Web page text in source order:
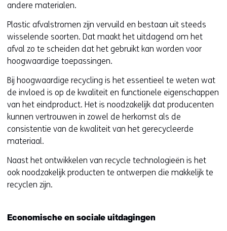
andere materialen.
Plastic afvalstromen zijn vervuild en bestaan uit steeds
wisselende soorten. Dat maakt het uitdagend om het
afval zo te scheiden dat het gebruikt kan worden voor
hoogwaardige toepassingen.
Bij hoogwaardige recycling is het essentieel te weten wat
de invloed is op de kwaliteit en functionele eigenschappen
van het eindproduct. Het is noodzakelijk dat producenten
kunnen vertrouwen in zowel de herkomst als de
consistentie van de kwaliteit van het gerecycleerde
materiaal.
Naast het ontwikkelen van recycle technologieën is het
ook noodzakelijk producten te ontwerpen die makkelijk te
recyclen zijn.
Economische en sociale uitdagingen